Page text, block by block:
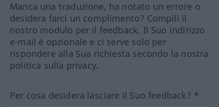
Manca una traduzione, ha notato un errore o
desidera farci un complimento? Compili il
nostro modulo per il feedback. Il Suo indirizzo
e-mail è opzionale e ci serve solo per
rispondere alla Sua richiesta secondo la nostra
politica sulla privacy.
Per cosa desidera lasciare il Suo feedback? *